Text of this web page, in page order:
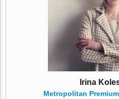
Irina
Metropolitan